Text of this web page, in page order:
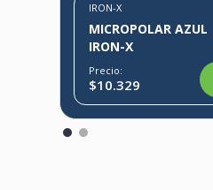
IRON-X
MICROPOLAR AZUL
IRON-X
Precio:
$10.329